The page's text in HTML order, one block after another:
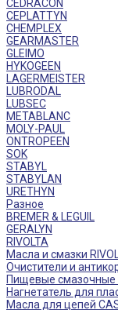
CEDRACON
CEPLATTYN
CHEMPLEX
GEARMASTER
GLEIMO
HYKOGEEN
LAGERMEISTER
LUBRODAL
LUBSEC
METABLANC
MOLY-PAUL
ONTROPEEN
SOK
STABYL
STABYLAN
URETHYN
Разное
BREMER & LEGUIL
GERALYN
RIVOLTA
Масла и смазки
Очистители и
Пищевые смазочные
Нагнетатель для
Масла для цепей